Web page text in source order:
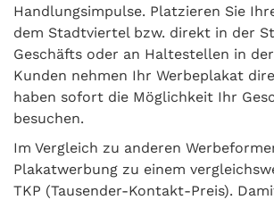
Handlungsimpulse. Platzieren Sie
dem Stadtviertel bzw. direkt in der
Geschäfts oder an Haltestellen in
Kunden nehmen Ihr Werbeplakat
haben sofort die Möglichkeit Ihr
besuchen.
Im Vergleich zu anderen
Plakatwerbung zu einem
TKP (Tausender-Kontakt-Preis).